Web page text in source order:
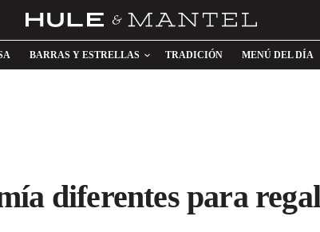
BARRAS Y ESTRELLAS TRADICIÓN MENÚ DEL DÍA
diferentes para